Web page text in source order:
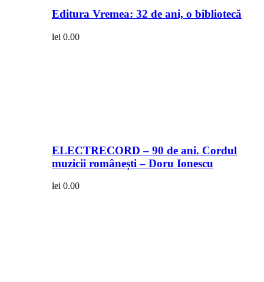
Editura Vremea: 32 de ani, o bibliotecă
lei 0.00
ELECTRECORD – 90 de ani. Cordul
muzicii românești – Doru Ionescu
lei 0.00